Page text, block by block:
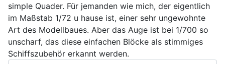
simple Quader. Für jemanden wie mich, der eigentlich
im Maßstab 1/72 u hause ist, einer sehr ungewohnte
Art des Modellbaues. Aber das Auge ist bei 1/700 so
unscharf, das diese einfachen Blöcke als stimmiges
Schiffszubehör erkannt werden.